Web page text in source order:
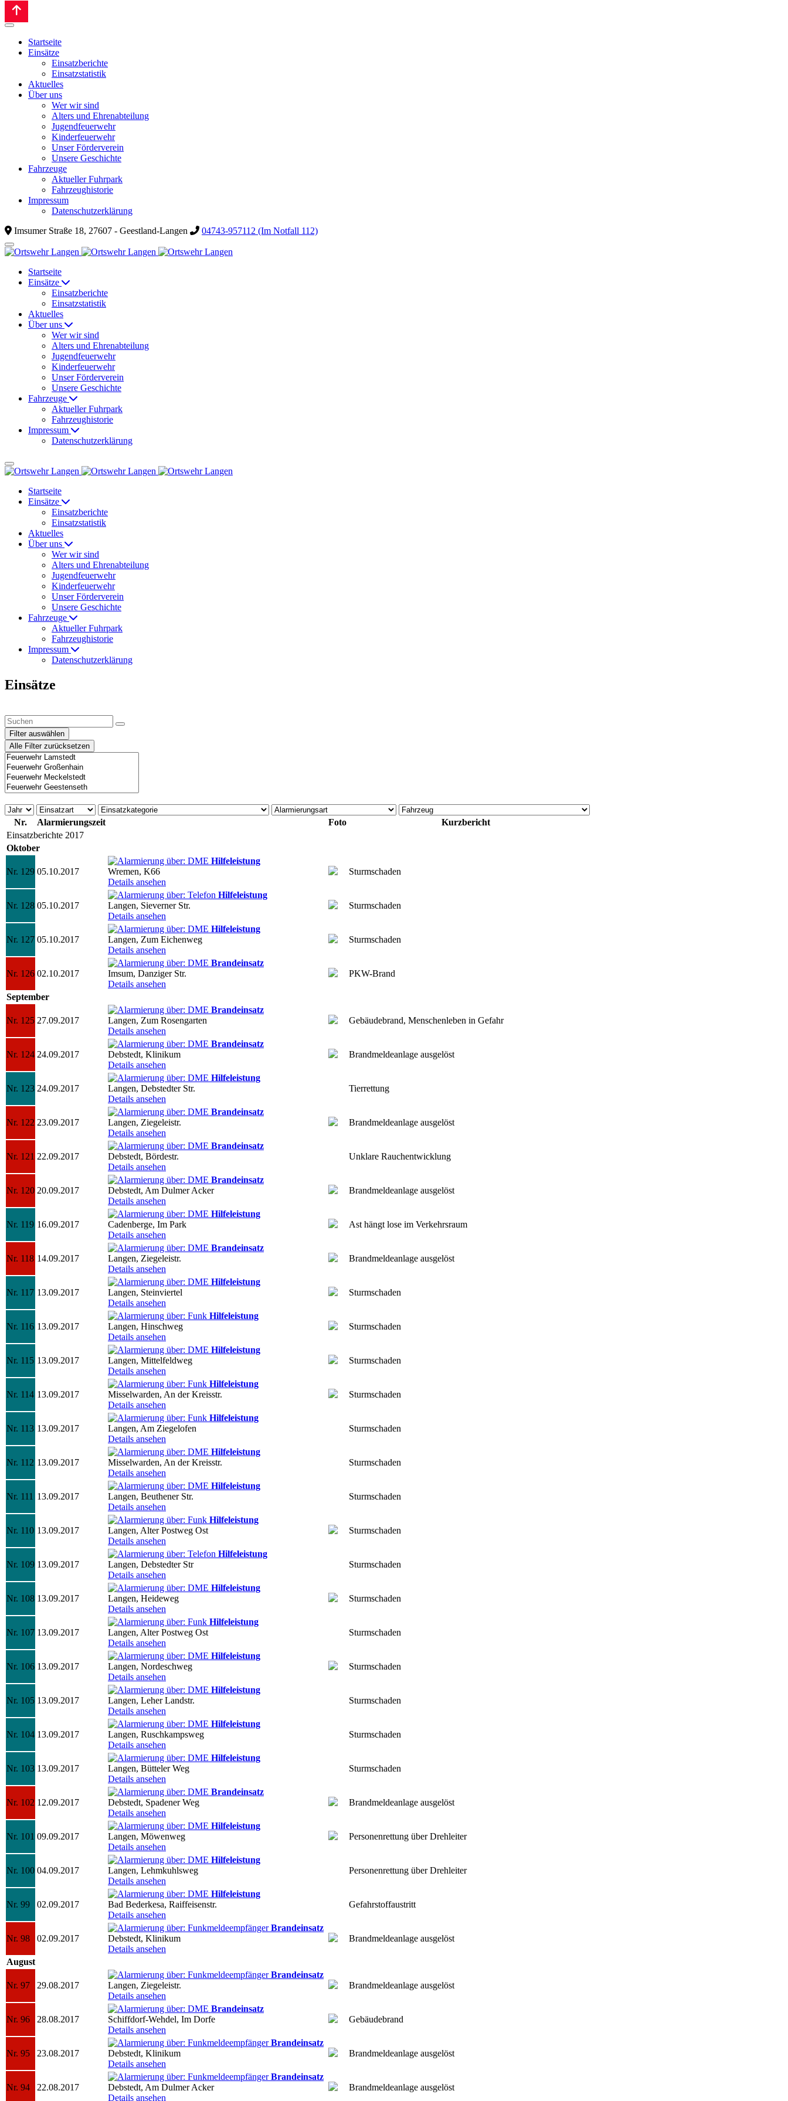
Startseite
Einsätze
Einsatzberichte
Einsatzstatistik
Aktuelles
Über uns
Wer wir sind
Alters und Ehrenabteilung
Jugendfeuerwehr
Kinderfeuerwehr
Unser Förderverein
Unsere Geschichte
Fahrzeuge
Aktueller Fuhrpark
Fahrzeughistorie
Impressum
Datenschutzerklärung
Imsumer Straße 18, 27607 - Geestland-Langen
04743-957112 (Im Notfall 112)
Startseite
Einsätze
Einsatzberichte
Einsatzstatistik
Aktuelles
Über uns
Wer wir sind
Alters und Ehrenabteilung
Jugendfeuerwehr
Kinderfeuerwehr
Unser Förderverein
Unsere Geschichte
Fahrzeuge
Aktueller Fuhrpark
Fahrzeughistorie
Impressum
Datenschutzerklärung
Startseite
Einsätze
Einsatzberichte
Einsatzstatistik
Aktuelles
Über uns
Wer wir sind
Alters und Ehrenabteilung
Jugendfeuerwehr
Kinderfeuerwehr
Unser Förderverein
Unsere Geschichte
Fahrzeuge
Aktueller Fuhrpark
Fahrzeughistorie
Impressum
Datenschutzerklärung
Einsätze
Filter auswählen
Alle Filter zurücksetzen
Nr. Alarmierungszeit Foto
Kurzbericht
Einsatzberichte 2017
Oktober
Nr. 129 05.10.2017
Hilfeleistung
Wremen, K66
Details ansehen
Sturmschaden
Nr. 128 05.10.2017
Hilfeleistung
Langen, Sieverner Str.
Details ansehen
Sturmschaden
Nr. 127 05.10.2017
Hilfeleistung
Langen, Zum Eichenweg
Details ansehen
Sturmschaden
Nr. 126 02.10.2017
Brandeinsatz
Imsum, Danziger Str.
Details ansehen
PKW-Brand
September
Nr. 125 27.09.2017
Brandeinsatz
Langen, Zum Rosengarten
Details ansehen
Gebäudebrand, Menschenleben in Gefahr
Nr. 124 24.09.2017
Brandeinsatz
Debstedt, Klinikum
Details ansehen
Brandmeldeanlage ausgelöst
Nr. 123 24.09.2017
Hilfeleistung
Langen, Debstedter Str.
Details ansehen
Tierrettung
Nr. 122 23.09.2017
Brandeinsatz
Langen, Ziegeleistr.
Details ansehen
Brandmeldeanlage ausgelöst
Nr. 121 22.09.2017
Brandeinsatz
Debstedt, Bördestr.
Details ansehen
Unklare Rauchentwicklung
Nr. 120 20.09.2017
Brandeinsatz
Debstedt, Am Dulmer Acker
Details ansehen
Brandmeldeanlage ausgelöst
Nr. 119 16.09.2017
Hilfeleistung
Cadenberge, Im Park
Details ansehen
Ast hängt lose im Verkehrsraum
Nr. 118 14.09.2017
Brandeinsatz
Langen, Ziegeleistr.
Details ansehen
Brandmeldeanlage ausgelöst
Nr. 117 13.09.2017
Hilfeleistung
Langen, Steinviertel
Details ansehen
Sturmschaden
Nr. 116 13.09.2017
Hilfeleistung
Langen, Hinschweg
Details ansehen
Sturmschaden
Nr. 115 13.09.2017
Hilfeleistung
Langen, Mittelfeldweg
Details ansehen
Sturmschaden
Nr. 114 13.09.2017
Hilfeleistung
Misselwarden, An der Kreisstr.
Details ansehen
Sturmschaden
Nr. 113 13.09.2017
Hilfeleistung
Langen, Am Ziegelofen
Details ansehen
Sturmschaden
Nr. 112 13.09.2017
Hilfeleistung
Misselwarden, An der Kreisstr.
Details ansehen
Sturmschaden
Nr. 111 13.09.2017
Hilfeleistung
Langen, Beuthener Str.
Details ansehen
Sturmschaden
Nr. 110 13.09.2017
Hilfeleistung
Langen, Alter Postweg Ost
Details ansehen
Sturmschaden
Nr. 109 13.09.2017
Hilfeleistung
Langen, Debstedter Str
Details ansehen
Sturmschaden
Nr. 108 13.09.2017
Hilfeleistung
Langen, Heideweg
Details ansehen
Sturmschaden
Nr. 107 13.09.2017
Hilfeleistung
Langen, Alter Postweg Ost
Details ansehen
Sturmschaden
Nr. 106 13.09.2017
Hilfeleistung
Langen, Nordeschweg
Details ansehen
Sturmschaden
Nr. 105 13.09.2017
Hilfeleistung
Langen, Leher Landstr.
Details ansehen
Sturmschaden
Nr. 104 13.09.2017
Hilfeleistung
Langen, Ruschkampsweg
Details ansehen
Sturmschaden
Nr. 103 13.09.2017
Hilfeleistung
Langen, Bütteler Weg
Details ansehen
Sturmschaden
Nr. 102 12.09.2017
Brandeinsatz
Debstedt, Spadener Weg
Details ansehen
Brandmeldeanlage ausgelöst
Nr. 101 09.09.2017
Hilfeleistung
Langen, Möwenweg
Details ansehen
Personenrettung über Drehleiter
Nr. 100 04.09.2017
Hilfeleistung
Langen, Lehmkuhlsweg
Details ansehen
Personenrettung über Drehleiter
Nr. 99 02.09.2017
Hilfeleistung
Bad Bederkesa, Raiffeisenstr.
Details ansehen
Gefahrstoffaustritt
Nr. 98 02.09.2017
Brandeinsatz
Debstedt, Klinikum
Details ansehen
Brandmeldeanlage ausgelöst
August
Nr. 97 29.08.2017
Brandeinsatz
Langen, Ziegeleistr.
Details ansehen
Brandmeldeanlage ausgelöst
Nr. 96 28.08.2017
Brandeinsatz
Schiffdorf-Wehdel, Im Dorfe
Details ansehen
Gebäudebrand
Nr. 95 23.08.2017
Brandeinsatz
Debstedt, Klinikum
Details ansehen
Brandmeldeanlage ausgelöst
Nr. 94 22.08.2017
Brandeinsatz
Debstedt, Am Dulmer Acker
Details ansehen
Brandmeldeanlage ausgelöst